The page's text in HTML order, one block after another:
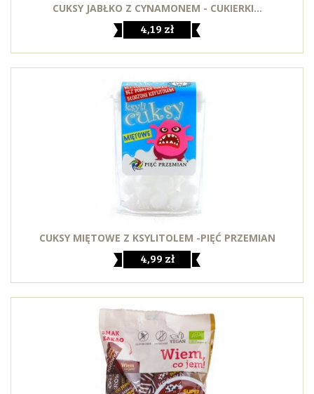
CUKSY JABŁKO Z CYNAMONEM - CUKIERKI...
4,19 zł
CUKSY MIĘTOWE Z KSYLITOLEM -PIĘĆ PRZEMIAN
4,99 zł